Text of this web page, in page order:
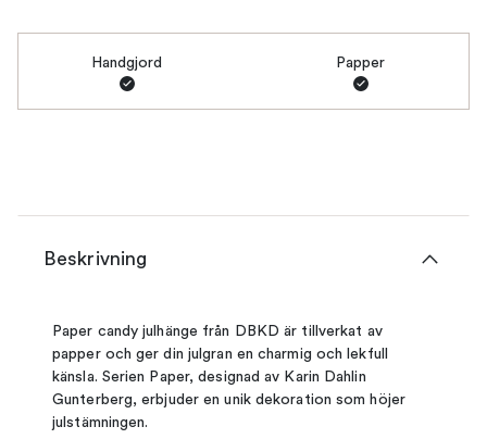
Handgjord Papper
Beskrivning
Paper candy julhänge från DBKD är tillverkat av
papper och ger din julgran en charmig och lekfull
känsla. Serien Paper, designad av Karin Dahlin
Gunterberg, erbjuder en unik dekoration som höjer
julstämningen.